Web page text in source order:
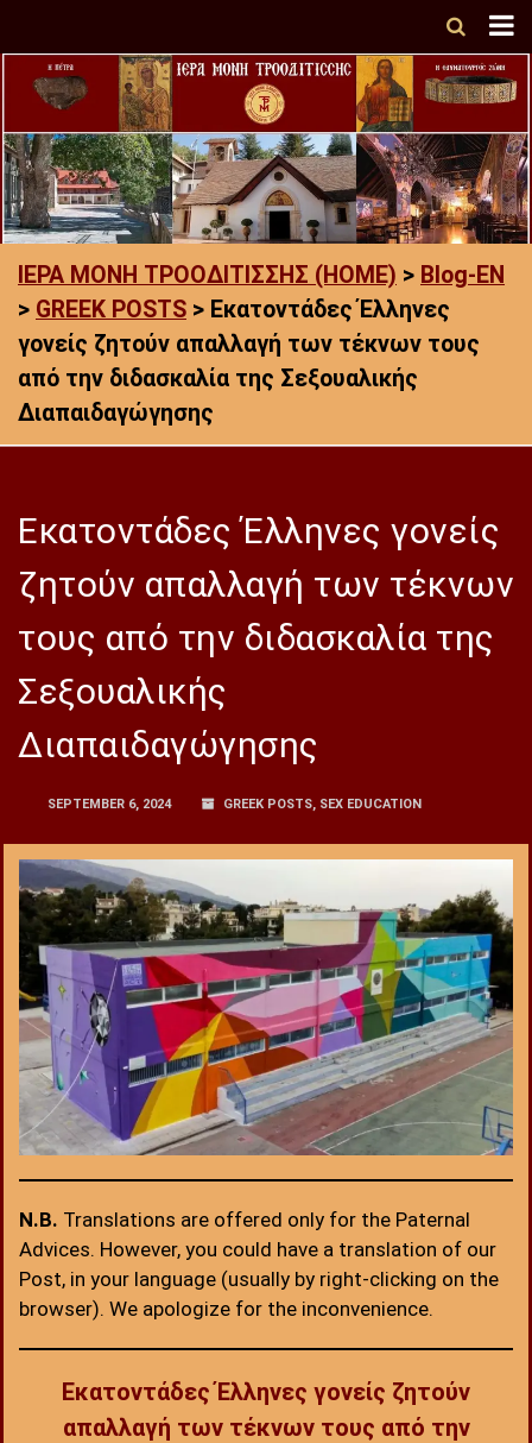
ΙΕΡΑ ΜΟΝΗ ΤΡΟΟΔΙΤΙΣΣΗΣ (HOME) > Blog-EN
> GREEK POSTS > Εκατοντάδες Έλληνες
γονείς ζητούν απαλλαγή των τέκνων τους
από την διδασκαλία της Σεξουαλικής
Διαπαιδαγώγησης
Εκατοντάδες Έλληνες γονείς
ζητούν απαλλαγή των τέκνων
τους από την διδασκαλία της
Σεξουαλικής
Διαπαιδαγώγησης
SEPTEMBER 6, 2024 GREEK POSTS, SEX EDUCATION
N.B. Translations are offered only for the Paternal
Advices. However, you could have a translation of our
Post, in your language (usually by right-clicking on the
browser). We apologize for the inconvenience.
Εκατοντάδες Έλληνες γονείς ζητούν
απαλλαγή των τέκνων τους από την